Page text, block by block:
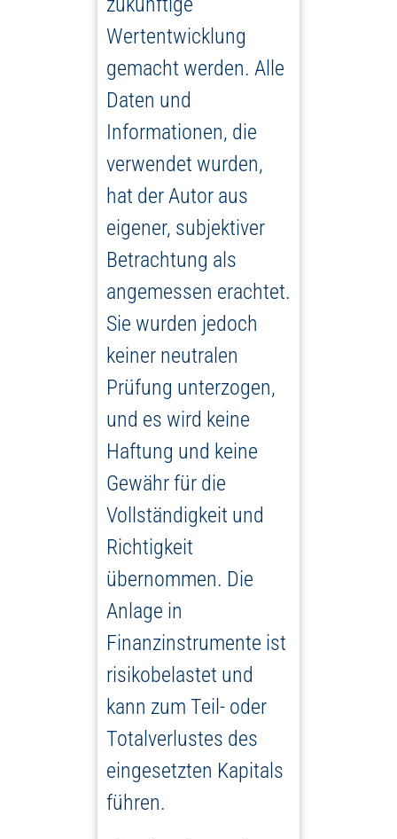
Wertentwicklung
gemacht werden. Alle
Daten und
Informationen, die
verwendet wurden,
hat der Autor aus
eigener, subjektiver
Betrachtung als
angemessen erachtet.
Sie wurden jedoch
keiner neutralen
Prüfung unterzogen,
und es wird keine
Haftung und keine
Gewähr für die
Vollständigkeit und
Richtigkeit
übernommen. Die
Anlage in
Finanzinstrumente ist
risikobelastet und
kann zum Teil- oder
Totalverlustes des
eingesetzten Kapitals
führen.